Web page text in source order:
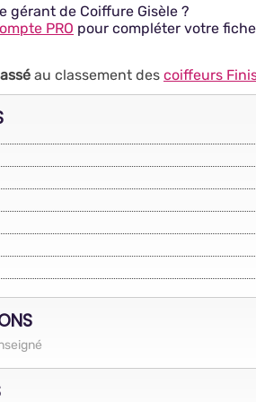
gérant de Coiffure Gisèle ?
PRO pour compléter votre
au classement des coiffeurs